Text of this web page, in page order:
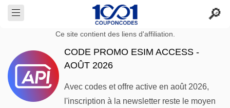
Ce site contient des liens d'affiliation.
CODE PROMO ESIM ACCESS -
AOÛT 2026
Avec codes et offre active en août 2026,
l'inscription à la newsletter reste le moyen